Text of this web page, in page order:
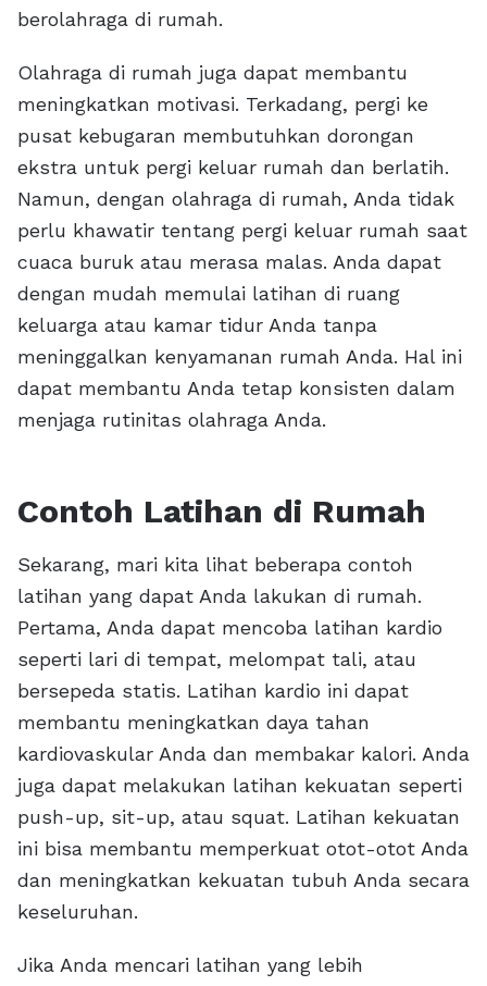
berolahraga di rumah.
Olahraga di rumah juga dapat membantu
meningkatkan motivasi. Terkadang, pergi ke
pusat kebugaran membutuhkan dorongan
ekstra untuk pergi keluar rumah dan berlatih.
Namun, dengan olahraga di rumah, Anda tidak
perlu khawatir tentang pergi keluar rumah saat
cuaca buruk atau merasa malas. Anda dapat
dengan mudah memulai latihan di ruang
keluarga atau kamar tidur Anda tanpa
meninggalkan kenyamanan rumah Anda. Hal ini
dapat membantu Anda tetap konsisten dalam
menjaga rutinitas olahraga Anda.
Contoh Latihan di Rumah
Sekarang, mari kita lihat beberapa contoh
latihan yang dapat Anda lakukan di rumah.
Pertama, Anda dapat mencoba latihan kardio
seperti lari di tempat, melompat tali, atau
bersepeda statis. Latihan kardio ini dapat
membantu meningkatkan daya tahan
kardiovaskular Anda dan membakar kalori. Anda
juga dapat melakukan latihan kekuatan seperti
push-up, sit-up, atau squat. Latihan kekuatan
ini bisa membantu memperkuat otot-otot Anda
dan meningkatkan kekuatan tubuh Anda secara
keseluruhan.
Jika Anda mencari latihan yang lebih